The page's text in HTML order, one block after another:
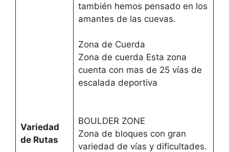
Variedad
de Rutas
también hemos pensado en los
amantes de las cuevas.
Zona de Cuerda
Zona de cuerda Esta zona
cuenta con mas de 25 vías de
escalada deportiva
BOULDER ZONE
Zona de bloques con gran
variedad de vías y dificultades.